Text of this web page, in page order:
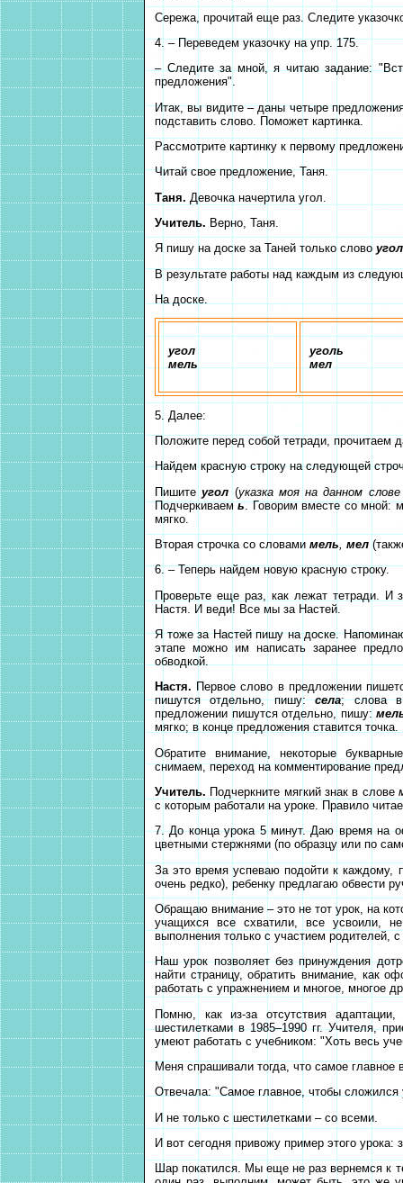
Сережа, прочитай еще раз. Следите
4. – Переведем указочку на упр. 175.
– Следите за мной, я читаю задание:
предложения".
Итак, вы видите – даны четыре
подставить слово. Поможет картинка.
Рассмотрите картинку к первому
Читай свое предложение, Таня.
Таня. Девочка начертила угол.
Учитель. Верно, Таня.
Я пишу на доске за Таней только слово угол
В результате работы над каждым из
На доске.
угол
мель
уголь
мел
5. Далее:
Положите перед собой тетради, прочитаем
Найдем красную строку на следующей
Пишитеугол (указка моя на данном
Подчеркиваемь. Говорим вместе со мной:
мягко.
Вторая строчка со словами мель, мел
6. – Теперь найдем новую красную строку.
Проверьте еще раз, как лежат тетради. И
Настя. И веди! Все мы за Настей.
Я тоже за Настей пишу на доске.
этапе можно им написать заранее
обводкой.
Настя. Первое слово в предложении
пишутся отдельно, пишу:села; слова в
предложении пишутся отдельно, пишу:
мягко; в конце предложения ставится точка.
Обратите внимание, некоторые
снимаем, переход на комментирование
Учитель. Подчеркните мягкий знак в слове
с которым работали на уроке. Правило
7. До конца урока 5 минут. Даю время на
цветными стержнями (по образцу или по
За это время успеваю подойти к каждому,
очень редко), ребенку предлагаю обвести
Обращаю внимание – это не тот урок, на
учащихся все схватили, все усвоили,
выполнения только с участием родителей,
Наш урок позволяет без принуждения
найти страницу, обратить внимание, как
работать с упражнением и многое, многое
Помню, как из-за отсутствия адаптации,
шестилетками в 1985–1990 гг. Учителя,
умеют работать с учебником: "Хоть весь
Меня спрашивали тогда, что самое
Отвечала: "Самое главное, чтобы сложился
И не только с шестилетками – со всеми.
И вот сегодня привожу пример этого урока:
Шар покатился. Мы еще не раз вернемся к